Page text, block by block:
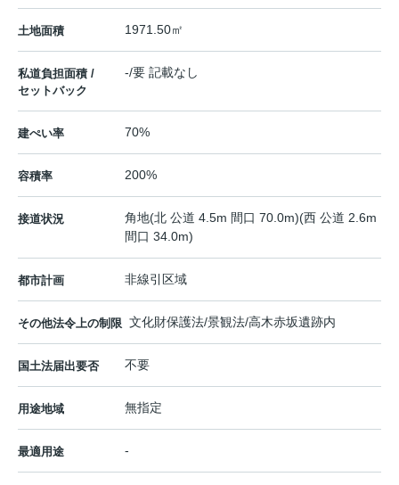
土地面積 1971.50㎡
私道負担面積 /
セットバック
-/要 記載なし
建ぺい率 70%
容積率 200%
接道状況
角地(北 公道 4.5m 間口 70.0m)(西 公道 2.6m
間口 34.0m)
都市計画 非線引区域
その他法令上の制限 文化財保護法/景観法/高木赤坂遺跡内
国土法届出要否 不要
用途地域 無指定
最適用途 -